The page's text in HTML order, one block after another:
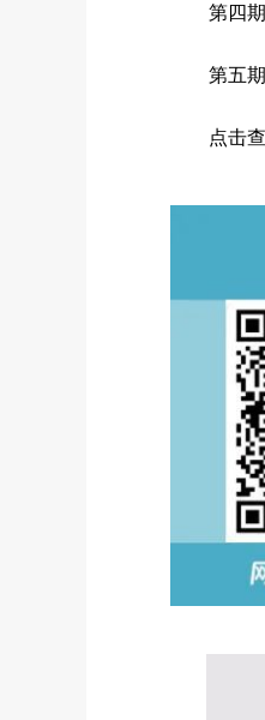
第四期丨
第五期丨
点击查